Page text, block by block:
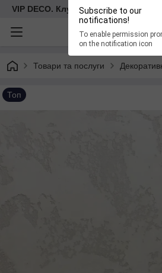
Subscribe to our
notifications!
To enable permission
on the notification icon
VIP DECO. Клуб декоративних
Товари та послуги
Топ